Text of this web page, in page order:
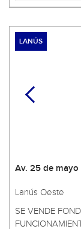
LANÚS
Av. 25 de mayo
Lanús Oeste
SE VENDE